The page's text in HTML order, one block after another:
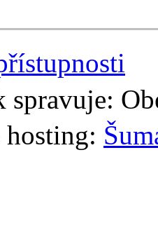
spravuje: